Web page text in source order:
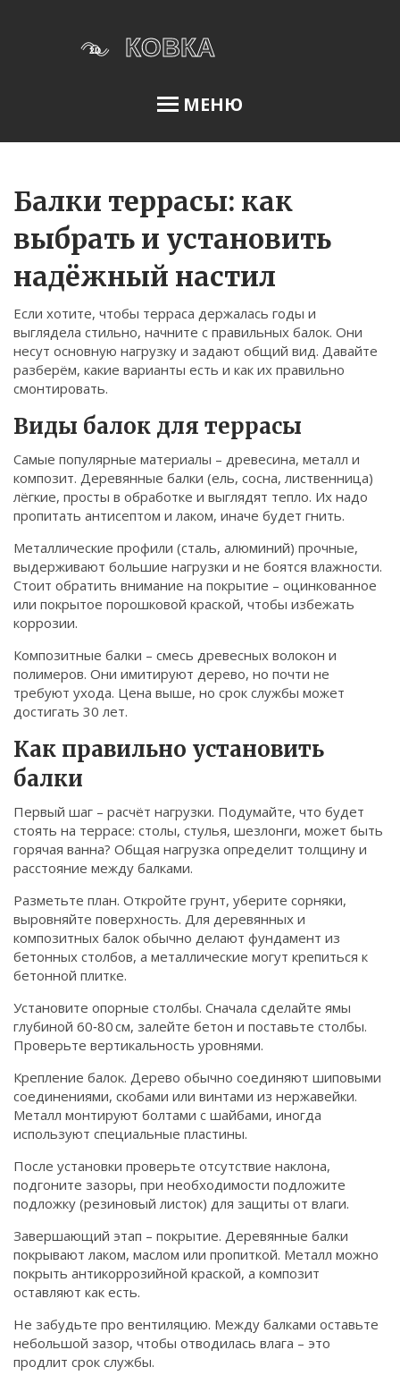
МЕНЮ
Меню
О нас
Условия использования
Политика конфиденциальности
ФЗ-152
Связаться
© 2026. Все права защищены.
Балки террасы: как
выбрать и установить
надёжный настил
Если хотите, чтобы терраса держалась годы и
выглядела стильно, начните с правильных балок. Они
несут основную нагрузку и задают общий вид. Давайте
разберём, какие варианты есть и как их правильно
смонтировать.
Виды балок для террасы
Самые популярные материалы – древесина, металл и
композит. Деревянные балки (ель, сосна, лиственница)
лёгкие, просты в обработке и выглядят тепло. Их надо
пропитать антисептом и лаком, иначе будет гнить.
Металлические профили (сталь, алюминий) прочные,
выдерживают большие нагрузки и не боятся влажности.
Стоит обратить внимание на покрытие – оцинкованное
или покрытое порошковой краской, чтобы избежать
коррозии.
Композитные балки – смесь древесных волокон и
полимеров. Они имитируют дерево, но почти не
требуют ухода. Цена выше, но срок службы может
достигать 30 лет.
Как правильно установить
балки
Первый шаг – расчёт нагрузки. Подумайте, что будет
стоять на террасе: столы, стулья, шезлонги, может быть
горячая ванна? Общая нагрузка определит толщину и
расстояние между балками.
Разметьте план. Откройте грунт, уберите сорняки,
выровняйте поверхность. Для деревянных и
композитных балок обычно делают фундамент из
бетонных столбов, а металлические могут крепиться к
бетонной плитке.
Установите опорные столбы. Сначала сделайте ямы
глубиной 60‑80 см, залейте бетон и поставьте столбы.
Проверьте вертикальность уровнями.
Крепление балок. Дерево обычно соединяют шиповыми
соединениями, скобами или винтами из нержавейки.
Металл монтируют болтами с шайбами, иногда
используют специальные пластины.
После установки проверьте отсутствие наклона,
подгоните зазоры, при необходимости подложите
подложку (резиновый листок) для защиты от влаги.
Завершающий этап – покрытие. Деревянные балки
покрывают лаком, маслом или пропиткой. Металл можно
покрыть антикоррозийной краской, а композит
оставляют как есть.
Не забудьте про вентиляцию. Между балками оставьте
небольшой зазор, чтобы отводилась влага – это
продлит срок службы.